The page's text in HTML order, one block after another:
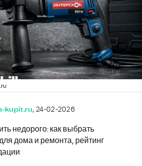
kupit.ru, 24-02-2026
недорого: как выбрать
дома и ремонта, рейтинг